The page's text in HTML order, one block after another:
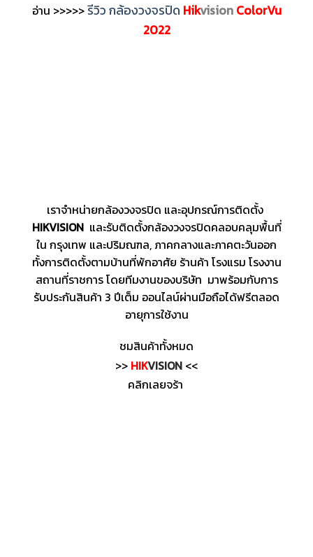
อ่าน >>>>>รีวิว กล้องวงจรปิด Hikvision ColorVu
2022
เราจำหน่ายกล้องวงจรปิด และอุปกรณ์การติดตั้ง
HIKVISIONและรับติดตั้งกล้องวงจรปิดคลอบคลุมพื้นที่
ใน กรุงเทพ และปริมณฑล, ภาคกลางและภาคตะวันออก
ทั้งการติดตั้งตามบ้านที่พักอาศัย ร้านค้า โรงแรม โรงงาน
สถานที่ราชการ โดยทีมงานของบริษัท มาพร้อมกับการ
รับประกันสินค้า 3 ปีเต็ม ออนไลน์ผ่านมือถือได้ฟรีตลอด
อายุการใช้งาน
ชมสินค้าทั้งหมด
>> HIKVISION <<
คลิกเลยจร้า